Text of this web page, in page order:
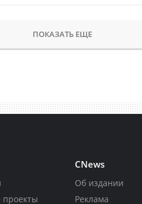
ПОКАЗАТЬ ЕЩЕ
CNews
Об издании
Реклама